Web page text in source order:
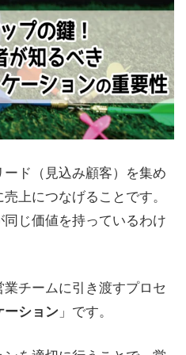
ド（見込み顧客）を集め
上につなげることです。
じ価値を持っているわけ
チームに引き渡すプロセ
ーション 」です。